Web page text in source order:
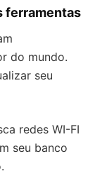
ferramentas
do mundo.
seu
redes WI-FI
seu banco